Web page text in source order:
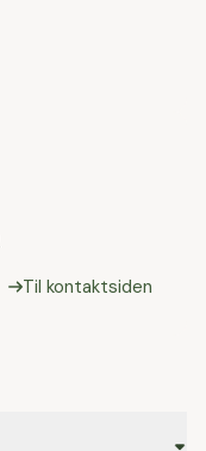
Til kontaktsiden